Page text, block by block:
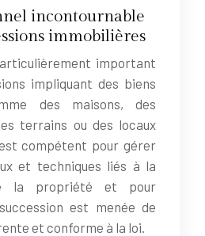
incontournable
immobilières
important
impliquant des biens
des maisons, des
terrains ou des locaux
compétent pour gérer
et techniques liés à la
la propriété et pour
est menée de
et conforme à la loi.